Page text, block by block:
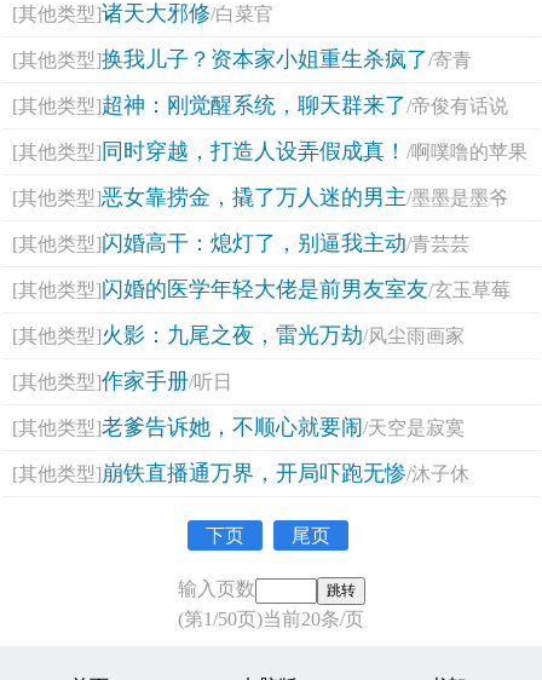
[其他类型]诸天大邪修/白菜官
[其他类型]换我儿子？资本家小姐重生杀疯了/寄青
[其他类型]超神：刚觉醒系统，聊天群来了/帝俊有话说
[其他类型] 同时穿越，打造人设弄假成真！/啊噗噜的苹果
[其他类型]恶女靠捞金，撬了万人迷的男主/墨墨是墨爷
[其他类型]闪婚高干：熄灯了，别逼我主动/青芸芸
[其他类型]闪婚的医学年轻大佬是前男友室友/玄玉草莓
[其他类型]火影：九尾之夜，雷光万劫/风尘雨画家
[其他类型]作家手册/听日
[其他类型]老爹告诉她，不顺心就要闹/天空是寂寞
[其他类型]崩铁直播通万界，开局吓跑无惨/沐子休
下页 尾页
输入页数
(第1/50页)当前20条/页